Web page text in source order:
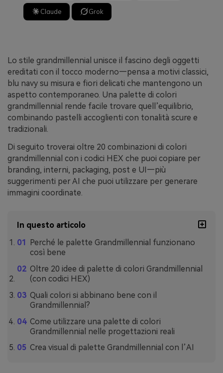
Claude Grok
Lo stile grandmillennial unisce il fascino degli oggetti
ereditati con il tocco moderno—pensa a motivi classici,
blu navy su misura e fiori delicati che mantengono un
aspetto contemporaneo. Una palette di colori
grandmillennial rende facile trovare quell’equilibrio,
combinando pastelli accoglienti con tonalità scure e
tradizionali.
Di seguito troverai oltre 20 combinazioni di colori
grandmillennial con i codici HEX che puoi copiare per
branding, interni, packaging, post e UI—più
suggerimenti per AI che puoi utilizzare per generare
immagini coordinate.
In questo articolo
Perché le palette Grandmillennial funzionano
così bene
Oltre 20 idee di palette di colori Grandmillennial
(con codici HEX)
Quali colori si abbinano bene con il
Grandmillennial?
Come utilizzare una palette di colori
Grandmillennial nelle progettazioni reali
Crea visual di palette Grandmillennial con l’AI